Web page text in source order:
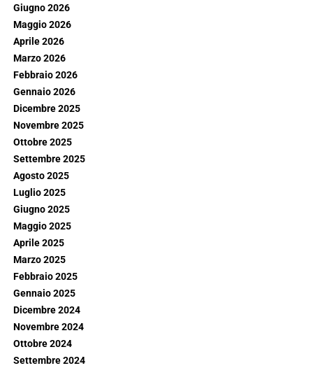
Giugno 2026
Maggio 2026
Aprile 2026
Marzo 2026
Febbraio 2026
Gennaio 2026
Dicembre 2025
Novembre 2025
Ottobre 2025
Settembre 2025
Agosto 2025
Luglio 2025
Giugno 2025
Maggio 2025
Aprile 2025
Marzo 2025
Febbraio 2025
Gennaio 2025
Dicembre 2024
Novembre 2024
Ottobre 2024
Settembre 2024